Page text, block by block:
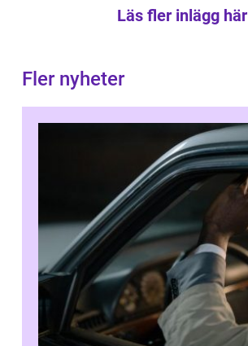
Läs fler inlägg här
Fler nyheter